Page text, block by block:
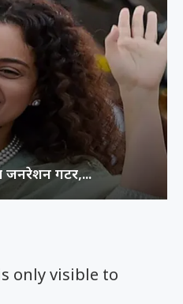
only visible to
जनरेशन गटर,...